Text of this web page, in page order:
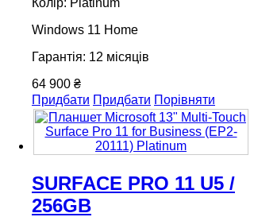
Windows 11 Home
Гарантія: 12 місяців
64 900 ₴
Придбати Придбати Порівняти
SURFACE PRO 11 U5 /
256GB